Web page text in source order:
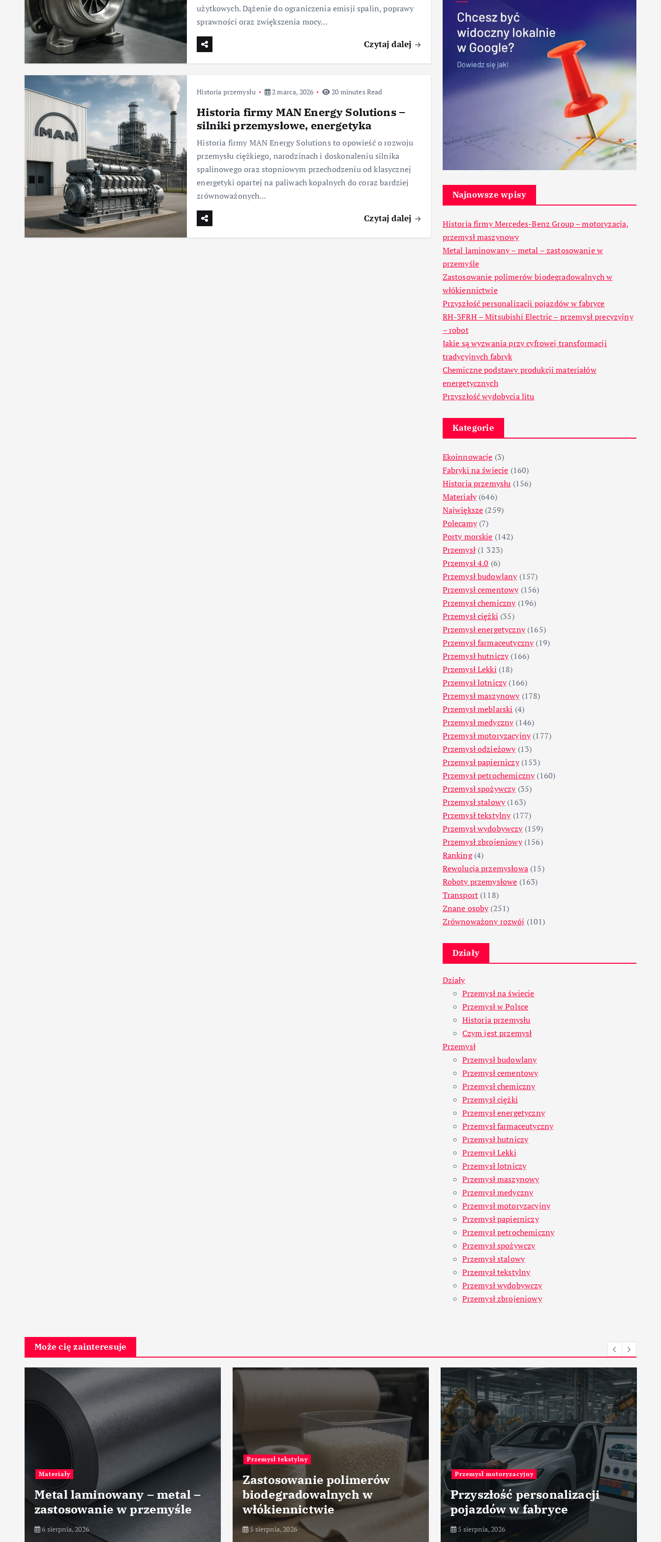
użytkowych. Dążenie do ograniczenia emisji spalin, poprawy
sprawności oraz zwiększenia mocy…
Czytaj dalej
Historia przemysłu 2 marca, 2026 20 minutes Read
Historia firmy MAN Energy Solutions –
silniki przemysłowe, energetyka
Historia firmy MAN Energy Solutions to opowieść o rozwoju
przemysłu ciężkiego, narodzinach i doskonaleniu silnika
spalinowego oraz stopniowym przechodzeniu od klasycznej
energetyki opartej na paliwach kopalnych do coraz bardziej
zrównoważonych…
Czytaj dalej
Najnowsze wpisy
Historia firmy Mercedes-Benz Group – motoryzacja,
przemysł maszynowy
Metal laminowany – metal – zastosowanie w
przemyśle
Zastosowanie polimerów biodegradowalnych w
włókiennictwie
Przyszłość personalizacji pojazdów w fabryce
RH-3FRH – Mitsubishi Electric – przemysł precyzyjny
– robot
Jakie są wyzwania przy cyfrowej transformacji
tradycyjnych fabryk
Chemiczne podstawy produkcji materiałów
energetycznych
Przyszłość wydobycia litu
Kategorie
Ekoinnowacje (3)
Fabryki na świecie (160)
Historia przemysłu (156)
Materiały(646)
Największe (259)
Polecamy(7)
Porty morskie (142)
Przemysł(1 323)
Przemysł 4.0 (6)
Przemysł budowlany(157)
Przemysł cementowy(156)
Przemysł chemiczny(196)
Przemysł ciężki (35)
Przemysł energetyczny(165)
Przemysł farmaceutyczny(19)
Przemysł hutniczy(166)
Przemysł Lekki (18)
Przemysł lotniczy(166)
Przemysł maszynowy(178)
Przemysł meblarski (4)
Przemysł medyczny(146)
Przemysł motoryzacyjny(177)
Przemysł odzieżowy(13)
Przemysł papierniczy(153)
Przemysł petrochemiczny(160)
Przemysł spożywczy(35)
Przemysł stalowy(163)
Przemysł tekstylny(177)
Przemysł wydobywczy(159)
Przemysł zbrojeniowy(156)
Ranking(4)
Rewolucja przemysłowa(15)
Roboty przemysłowe (163)
Transport (118)
Znane osoby(251)
Zrównoważony rozwój (101)
Działy
Działy
Przemysł na świecie
Przemysł w Polsce
Historia przemysłu
Czym jest przemysł
Przemysł
Przemysł budowlany
Przemysł cementowy
Przemysł chemiczny
Przemysł ciężki
Przemysł energetyczny
Przemysł farmaceutyczny
Przemysł hutniczy
Przemysł Lekki
Przemysł lotniczy
Przemysł maszynowy
Przemysł medyczny
Przemysł motoryzacyjny
Przemysł papierniczy
Przemysł petrochemiczny
Przemysł spożywczy
Przemysł stalowy
Przemysł tekstylny
Przemysł wydobywczy
Przemysł zbrojeniowy
Może cię zainteresuje
Zastosowanie polimerów
biodegradowalnych w
włókiennictwie
5 sierpnia, 2026
Przemysł motoryzacyjny
Przyszłość personalizacji
pojazdów w fabryce
5 sierpnia, 2026
Roboty przemysłowe
RH-3FRH – Mitsubishi
Electric – przemysł
precyzyjny – robot
5 sierpnia, 2026